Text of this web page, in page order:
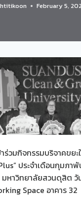
February 5,
วมกิจกรรมบริจาคขยะ
ประจำเดือนกุมภา
หาวิทยาลัยสวนดุสิต
Space อาคาร 32